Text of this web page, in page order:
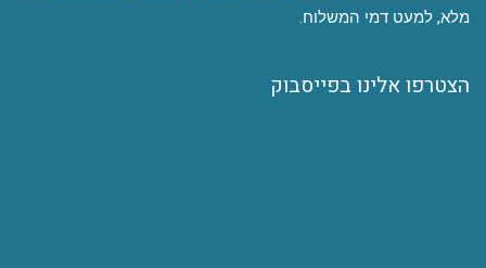
מלא, למעט דמי המשלוח.
הצטרפו אלינו בפייסבוק